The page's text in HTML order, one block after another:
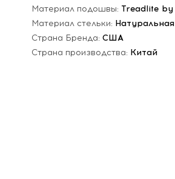
Материал подошвы: Treadlite
Материал стельки:
Страна Бренда: США
Страна производства: Китай